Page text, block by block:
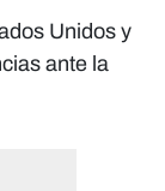
Unidos y
ante la